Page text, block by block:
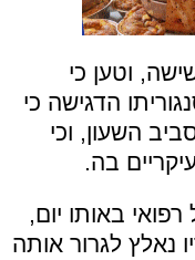
וטען כי
הדגישה כי
השעון, וכי
בה.
באותו יום,
נאלץ לגרור אותה